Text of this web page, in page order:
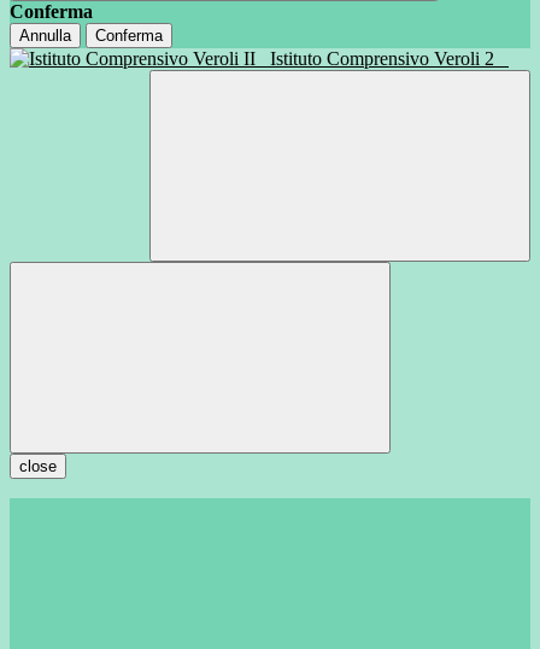
Conferma
Annulla Conferma
Istituto Comprensivo Veroli 2
close